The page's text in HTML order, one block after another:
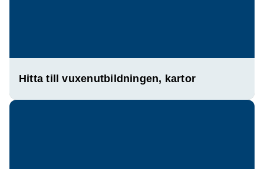
Hitta till vuxenutbildningen, kartor